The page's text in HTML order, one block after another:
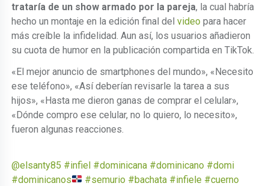
trataría de un show armado por la pareja, la cual habría
hecho un montaje en la edición final delvideo para hacer
más creíble la infidelidad. Aun así, los usuarios añadieron
su cuota de humor en la publicación compartida en TikTok.
«El mejor anuncio de smartphones del mundo», «Necesito
ese teléfono», «Así deberían revisarle la tarea a sus
hijos», «Hasta me dieron ganas de comprar el celular»,
«Dónde compro ese celular, no lo quiero, lo necesito»,
fueron algunas reacciones.
@elsanty85 #infiel #dominicana #dominicano #domi
#dominicanos
#semurio #bachata #infiele #cuerno